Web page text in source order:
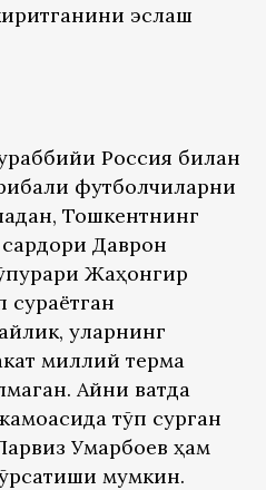
эслаш
Россия билан
футболчиларни
Тошкентнинг
Даврон
Жаҳонгир
сураётган
уларнинг
миллий терма
Айни вақтда
тўп сурган
Умарбоев ҳам
мумкин.